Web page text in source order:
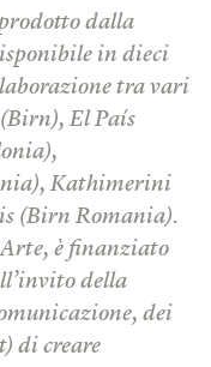
dalla
in dieci
tra vari
El País
Kathimerini
(Birn Romania).
è finanziato
della
dei
di creare